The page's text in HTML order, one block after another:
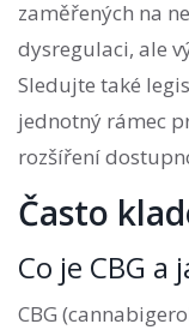
zaměřených na
dysregulaci, ale
Sledujte také
jednotný rámec
rozšíření
Často
Co je CBG a
CBG